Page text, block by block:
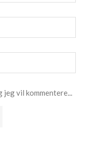
vil kommentere...